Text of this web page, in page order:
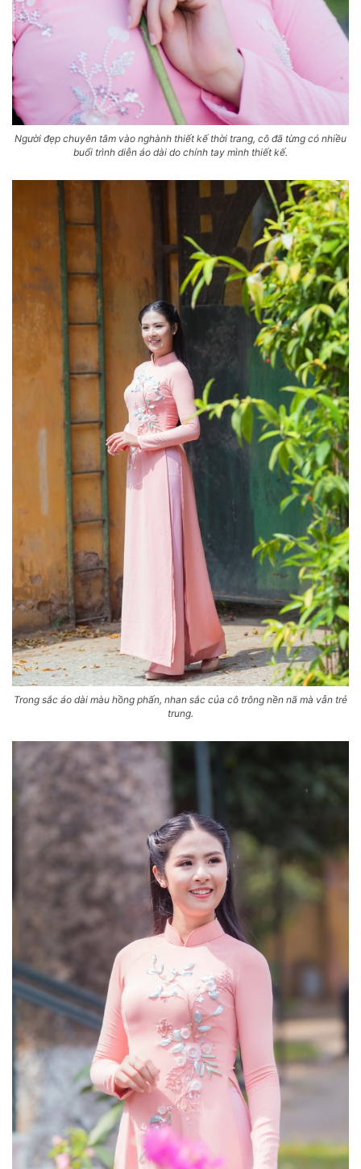
Người đẹp chuyên tâm vào nghành thiết kế thời trang, cô đã từng có nhiều
buổi trình diễn áo dài do chính tay mình thiết kế.
Trong sắc áo dài màu hồng phấn, nhan sắc của cô trông nền nã mà vẫn trẻ
trung.